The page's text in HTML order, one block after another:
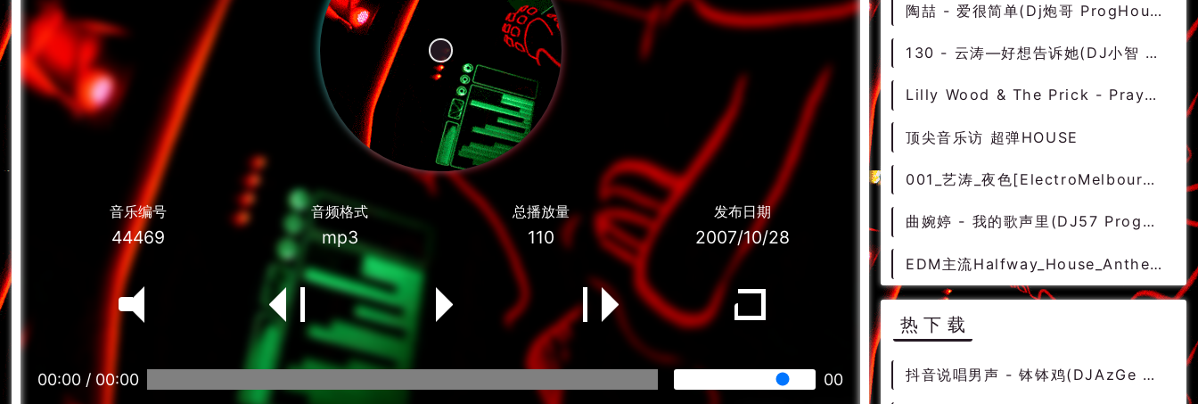
音乐编号
44469
音频格式
mp3
总播放量
110
发布日期
2007/10/28
00:00 / 00:00 00
陶喆 - 爱很简单(Dj炮哥 ProgHouse Rmx ) [抖音中文]
130 - 云涛—好想告诉她(DJ小智 Extended 沈阳风 Mix) 2B - 中文舞曲、沈阳商业
Lilly Wood & The Prick - Prayer In C (Mickey Martini & Zuma Remix) DjMix
顶尖音乐访 超弹HOUSE
001_艺涛_夜色[ElectroMelbourne_Rmx_2017]电音吧订购精品电音酒吧套曲DJAyan [抖音中文]
曲婉婷 - 我的歌声里(DJ57 ProgHouse Rmx 2023) - 独家舞曲 发布 优秀DJ舞曲
EDM主流Halfway_House_Anthem_[Original_Mix]私货Beatport Tits-Exclusive [百大DJ电音]
热下载
抖音说唱男声 - 钵钵鸡(DJAzGe Electro Rmx 2024) - 独家舞曲 发布 优秀DJ舞曲